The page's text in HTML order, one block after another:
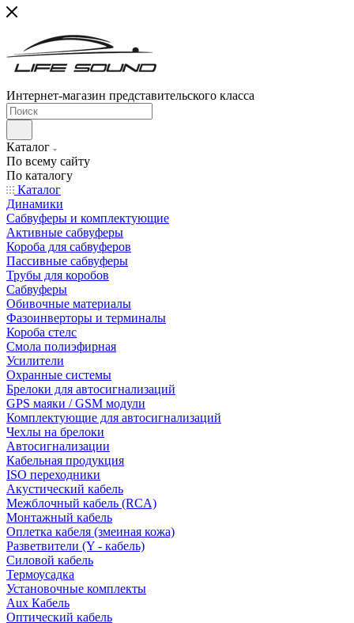
Интернет-магазин представительского класса
Каталог
По всему сайту
По каталогу
Каталог
Динамики
Сабвуферы и комплектующие
Активные сабвуферы
Короба для сабвуферов
Пассивные сабвуферы
Трубы для коробов
Сабвуферы
Обивочные материалы
Фазоинверторы и терминалы
Короба стелс
Смола полиэфирная
Усилители
Охранные системы
Брелоки для автосигнализаций
GPS маяки / GSM модули
Комплектующие для автосигнализаций
Чехлы на брелоки
Автосигнализации
Кабельная продукция
ISO переходники
Акустический кабель
Межблочный кабель (RCA)
Монтажный кабель
Оплетка кабеля (змеиная кожа)
Разветвители (Y - кабель)
Силовой кабель
Термоусадка
Установочные комплекты
Aux Кабель
Оптический кабель